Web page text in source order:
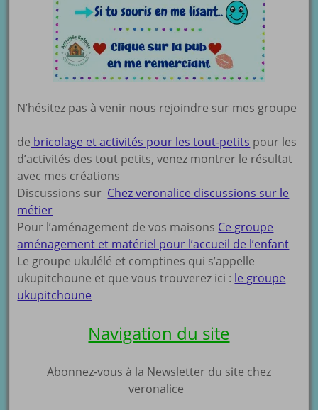
N’hésitez pas à venir nous rejoindre sur mes groupe
de bricolage et activités pour les tout-petits pour les
d’activités des tout petits, venez montrer le résultat
avec mes créations
Discussions sur Chez veronalice discussions sur le
métier
Pour l’aménagement de vos maisons Ce groupe
aménagement et matériel pour l’accueil de l’enfant
Le groupe ukulélé et comptines qui s’appelle
ukupitchoune et que vous trouverez ici : le groupe
ukupitchoune
Navigation du site
Abonnez-vous à la Newsletter du site chez
veronalice